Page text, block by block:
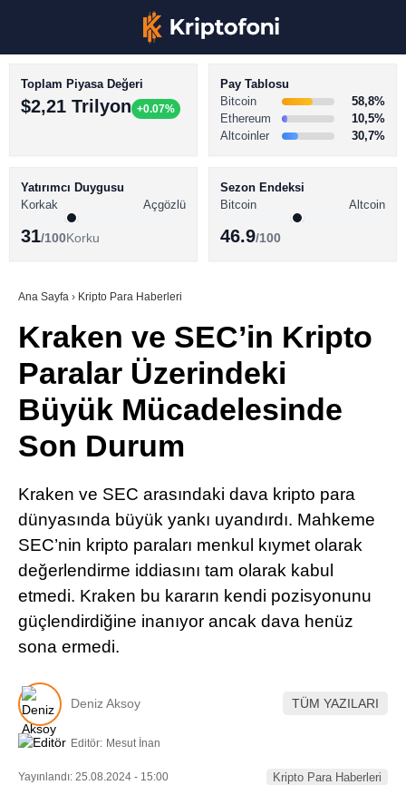
Youtube
TikTok
BİTCOİN HABERLERİ
ALTCOİN HABERLERİ
SÖZLÜK
Toplam Piyasa Değeri
$2,21 Trilyon +0.07%
Pay Tablosu
Bitcoin
58,8%
Ethereum
10,5%
Altcoinler
30,7%
Yatırımcı Duygusu
Korkak
Açgözlü
31/100Korku
Sezon Endeksi
Bitcoin
Altcoin
46.9/100
Ana Sayfa › Kripto Para Haberleri
Kraken ve SEC’in Kripto
Paralar Üzerindeki
Büyük Mücadelesinde
Son Durum
Kraken ve SEC arasındaki dava kripto para
dünyasında büyük yankı uyandırdı. Mahkeme
SEC’nin kripto paraları menkul kıymet olarak
değerlendirme iddiasını tam olarak kabul
etmedi. Kraken bu kararın kendi pozisyonunu
güçlendirdiğine inanıyor ancak dava henüz
sona ermedi.
Deniz Aksoy TÜM YAZILARI
Editör: Mesut İnan
Yayınlandı: 25.08.2024 - 15:00
Kripto Para Haberleri